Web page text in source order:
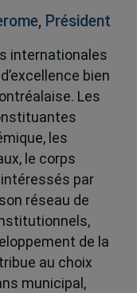
Président
internationales
bien
Les
les
le corps
par
réseau de
de la
au choix
municipal,